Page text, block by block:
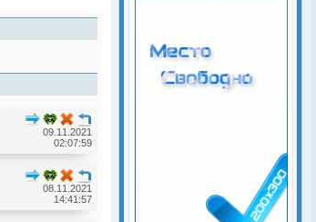
09.11.2021
02:07:59
08.11.2021
14:41:57